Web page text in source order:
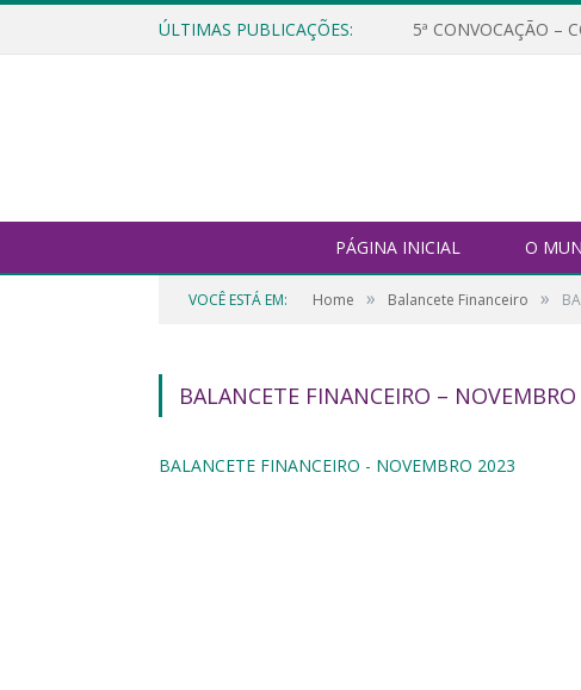
ÚLTIMAS PUBLICAÇÕES: 5ª CONVOCAÇÃO –
PÁGINA INICIAL O
VOCÊ ESTÁ EM: Home » Balancete Financeiro »
BALANCETE FINANCEIRO –
BALANCETE FINANCEIRO - NOVEMBRO 2023